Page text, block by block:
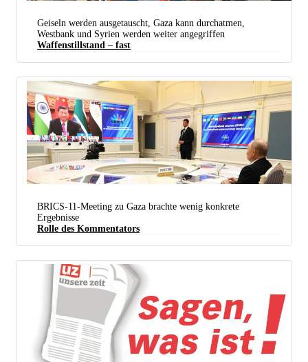
Lebensmittel, Wasser, Babymilch und Hilfsmaterialien nach Gaza gebracht werden. (Foto: PRCS)
Geiseln werden ausgetauscht, Gaza kann durchatmen,
Westbank und Syrien werden weiter angegriffen
Waffenstillstand – fast
BRICS zu Nahost. (Foto: kremlin.ru)
BRICS-11-Meeting zu Gaza brachte wenig konkrete
Ergebnisse
Rolle des ­Kommentators